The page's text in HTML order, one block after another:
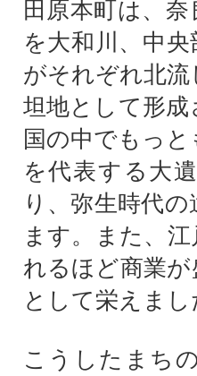
田原本町は、
を大和川、中
がそれぞれ北
坦地として形
国の中でもっ
を代表する大
り、弥生時代
ます。また、
れるほど商業
として栄えまし
こうしたまち